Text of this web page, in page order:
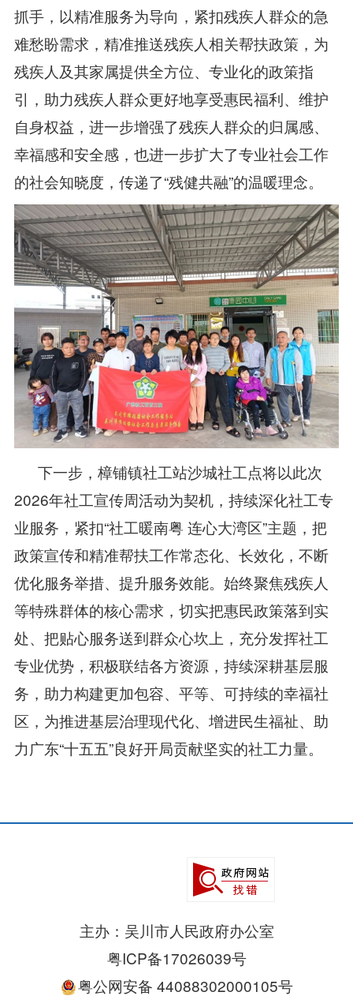
抓手，以精准服务为导向，紧扣残疾人群众的急
难愁盼需求，精准推送残疾人相关帮扶政策，为
残疾人及其家属提供全方位、专业化的政策指
引，助力残疾人群众更好地享受惠民福利、维护
自身权益，进一步增强了残疾人群众的归属感、
幸福感和安全感，也进一步扩大了专业社会工作
的社会知晓度，传递了“残健共融”的温暖理念。
下一步，樟铺镇社工站沙城社工点将以此次
2026年社工宣传周活动为契机，持续深化社工专
业服务，紧扣“社工暖南粤 连心大湾区”主题，把
政策宣传和精准帮扶工作常态化、长效化，不断
优化服务举措、提升服务效能。始终聚焦残疾人
等特殊群体的核心需求，切实把惠民政策落到实
处、把贴心服务送到群众心坎上，充分发挥社工
专业优势，积极联结各方资源，持续深耕基层服
务，助力构建更加包容、平等、可持续的幸福社
区，为推进基层治理现代化、增进民生福祉、助
力广东“十五五”良好开局贡献坚实的社工力量。
主办：吴川市人民政府办公室
粤ICP备17026039号
粤公网安备 44088302000105号